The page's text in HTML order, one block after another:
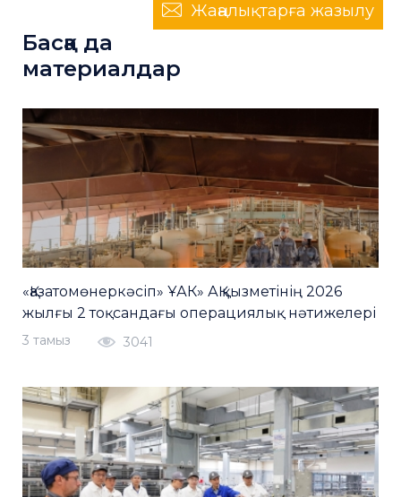
Жаңалықтарға жазылу
Басқа да
материалдар
«Қазатомөнеркәсіп» ҰАК» АҚ қызметінің 2026
жылғы 2 тоқсандағы операциялық нәтижелері
3 тамыз 3041